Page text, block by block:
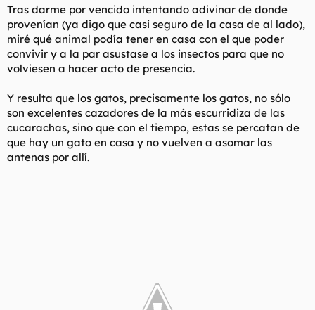
Tras darme por vencido intentando adivinar de donde
provenían (ya digo que casi seguro de la casa de al lado),
miré qué animal podía tener en casa con el que poder
convivir y a la par asustase a los insectos para que no
volviesen a hacer acto de presencia.
Y resulta que los gatos, precisamente los gatos, no sólo
son excelentes cazadores de la más escurridiza de las
cucarachas, sino que con el tiempo, estas se percatan de
que hay un gato en casa y no vuelven a asomar las
antenas por allí.